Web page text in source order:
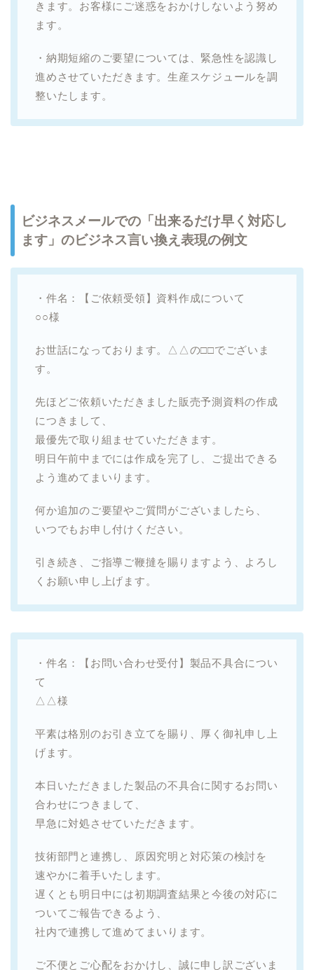
きます。お客様にご迷惑をおかけしないよう努め
ます。
・納期短縮のご要望については、緊急性を認識し
進めさせていただきます。生産スケジュールを調
整いたします。
ビジネスメールでの「出来るだけ早く対応し
ます」のビジネス言い換え表現の例文
・件名：【ご依頼受領】資料作成について
○○様
お世話になっております。△△の□□でございま
す。
先ほどご依頼いただきました販売予測資料の作成
につきまして、
最優先で取り組ませていただきます。
明日午前中までには作成を完了し、ご提出できる
よう進めてまいります。
何か追加のご要望やご質問がございましたら、
いつでもお申し付けください。
引き続き、ご指導ご鞭撻を賜りますよう、よろし
くお願い申し上げます。
・件名：【お問い合わせ受付】製品不具合につい
て
△△様
平素は格別のお引き立てを賜り、厚く御礼申し上
げます。
本日いただきました製品の不具合に関するお問い
合わせにつきまして、
早急に対処させていただきます。
技術部門と連携し、原因究明と対応策の検討を
速やかに着手いたします。
遅くとも明日中には初期調査結果と今後の対応に
ついてご報告できるよう、
社内で連携して進めてまいります。
ご不便とご心配をおかけし、誠に申し訳ございま